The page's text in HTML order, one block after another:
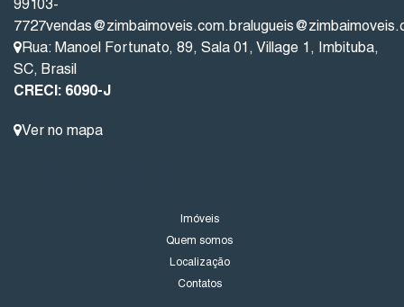
99103-
7727vendas@zimbaimoveis.com.br
Rua: Manoel Fortunato, 89, Sala 01, Village 1, Imbituba,
SC, Brasil
CRECI: 6090-J
Ver no mapa
Imóveis
Quem somos
Localização
Contatos